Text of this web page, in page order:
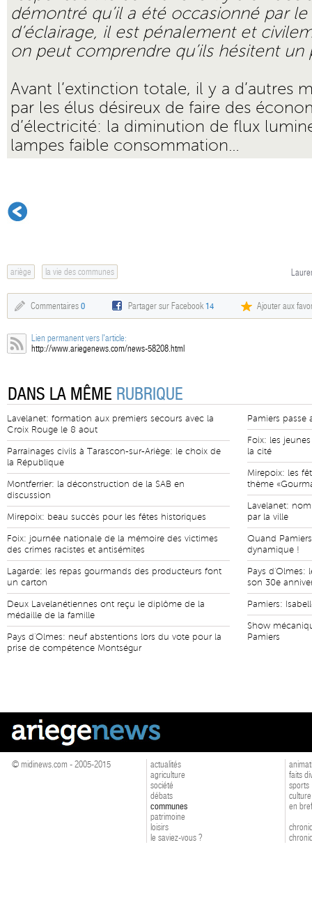
démontré qu’il a été occasionné par
d’éclairage, il est pénalement et
on peut comprendre qu’ils hésitent un
Avant l’extinction totale, il y a d’autres
par les élus désireux de faire des
d’électricité: la diminution de flux
lampes faible consommation…
ariège la vie des communes
Commentaires 0 Partager sur Facebook 14 Ajouter aux
Lien permanent vers l'article:
http://www.ariegenews.com/news-58208.html
DANS LA MÊME RUBRIQUE
Lavelanet: formation aux premiers secours avec la
Croix Rouge le 8 aout
Parrainages civils à Tarascon-sur-Ariège: le choix de
la République
Montferrier: la déconstruction de la SAB en
discussion
Mirepoix: beau succès pour les fêtes historiques
Foix: journée nationale de la mémoire des victimes
des crimes racistes et antisémites
Lagarde: les repas gourmands des producteurs font
un carton
Deux Lavelanétiennes ont reçu le diplôme de la
médaille de la famille
Pays d'Olmes: neuf abstentions lors du vote pour la
prise de compétence Montségur
Pamiers passe
Foix: les
la cité
Mirepoix: les
thème
Lavelanet:
par la ville
Quand
dynamique !
Pays d'Olmes:
son 30e
Pamiers:
Show
Pamiers
© midinews.com - 2005-2015
actualités
agriculture
société
débats
communes
patrimoine
loisirs
le saviez-vous ?
faits
sports
culture
en bref